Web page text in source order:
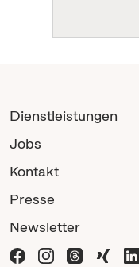
Dienstleistungen
Jobs
Kontakt
Presse
Newsletter